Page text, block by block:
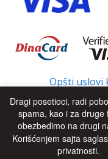
Opšti uslovi
© 2026 - All Rights Reserved
Dragi posetioci, radi
spama, kao i za druge
obezbedimo na drugi
Korišćenjem sajta
privatnosti.